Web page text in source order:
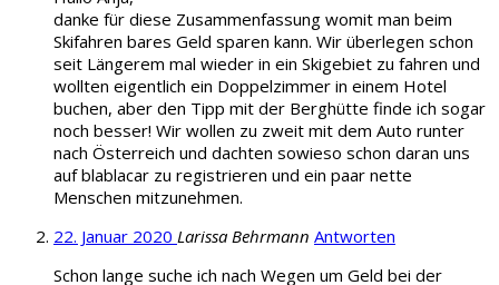
danke für diese Zusammenfassung womit man beim
Skifahren bares Geld sparen kann. Wir überlegen schon
seit Längerem mal wieder in ein Skigebiet zu fahren und
wollten eigentlich ein Doppelzimmer in einem Hotel
buchen, aber den Tipp mit der Berghütte finde ich sogar
noch besser! Wir wollen zu zweit mit dem Auto runter
nach Österreich und dachten sowieso schon daran uns
auf blablacar zu registrieren und ein paar nette
Menschen mitzunehmen.
22. Januar 2020 Larissa Behrmann Antworten
Schon lange suche ich nach Wegen um Geld bei der